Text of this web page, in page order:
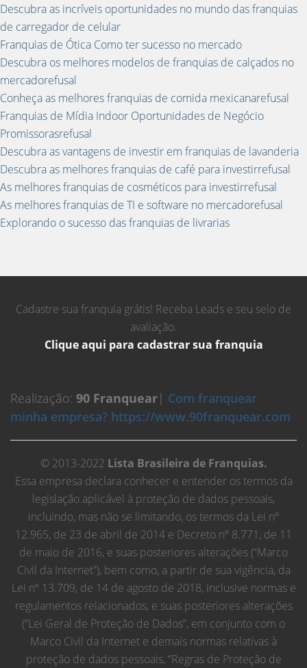
Descubra as incríveis oportunidades no mundo das franquias
de carregador de celular
Franquias de Ótica Como ter sucesso no mercado
Descubra os melhores modelos de franquias de calçados no
mercadorefusal
Conheça as melhores franquias de comida mexicanarefusal
Franquias de Mídia Indoor Oportunidades de Negócio
Promissorasrefusal
Descubra as vantagens de investir em franquias de lavanderia
Descubra as melhores franquias de café para investirrefusal
As melhores franquias de cosméticos para investirrefusal
As melhores franquias de TI e software no mercadorefusal
Explorando o sucesso das franquias de livrarias
Cadastre sua franquia grátis! Receba Leads e seu selo de
avaliação.
Clique aqui para cadastrar sua franquia
Realização: 90 Franquear| Com franquear
minha empresa? https://www.90franquear.com
© 2013-2022 Lista Brasileira de Franquias.
Essa empresa declara conhecer e entender os termos da
legislação aplicável à proteção de dados pessoais,
incluindo, mas não se limitando, os termos da Lei nº
12.965, de 23 de abril de 2014 e Decreto nº 8.771, de 11
de maio de 2016, e suas posteriores alterações (“Marco
Civil da Internet”), bem como, a partir de sua vigência, da
Lei nº 13.709, de 14 de agosto de 2018, inclusive normas e
regulamentos relacionados, e suas posteriores alterações
(“Lei Geral de Proteção de Dados”, em conjunto com o
Marco Civil da Internet e demais normas relativas à
proteção de dados pessoais, “Regras de Proteção de